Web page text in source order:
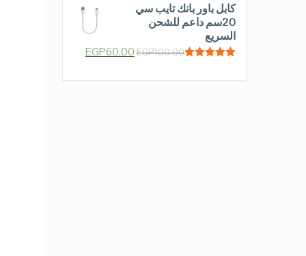
كابل باور بانك تايب سي
20سم داعم للشحن
السريع
EGP100.00
EGP60.00